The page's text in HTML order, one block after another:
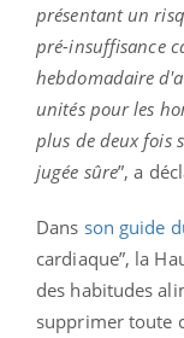
présentant un
pré-insuffisance
hebdomadaire
unités pour les
plus de deux fois
jugée sûre”, a
Dans son guide
cardiaque”, la
des habitudes
supprimer toute